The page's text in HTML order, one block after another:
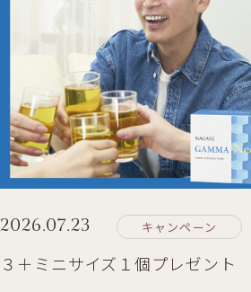
2026.07.23 キャンペーン
３＋ミニサイズ１個プレゼント